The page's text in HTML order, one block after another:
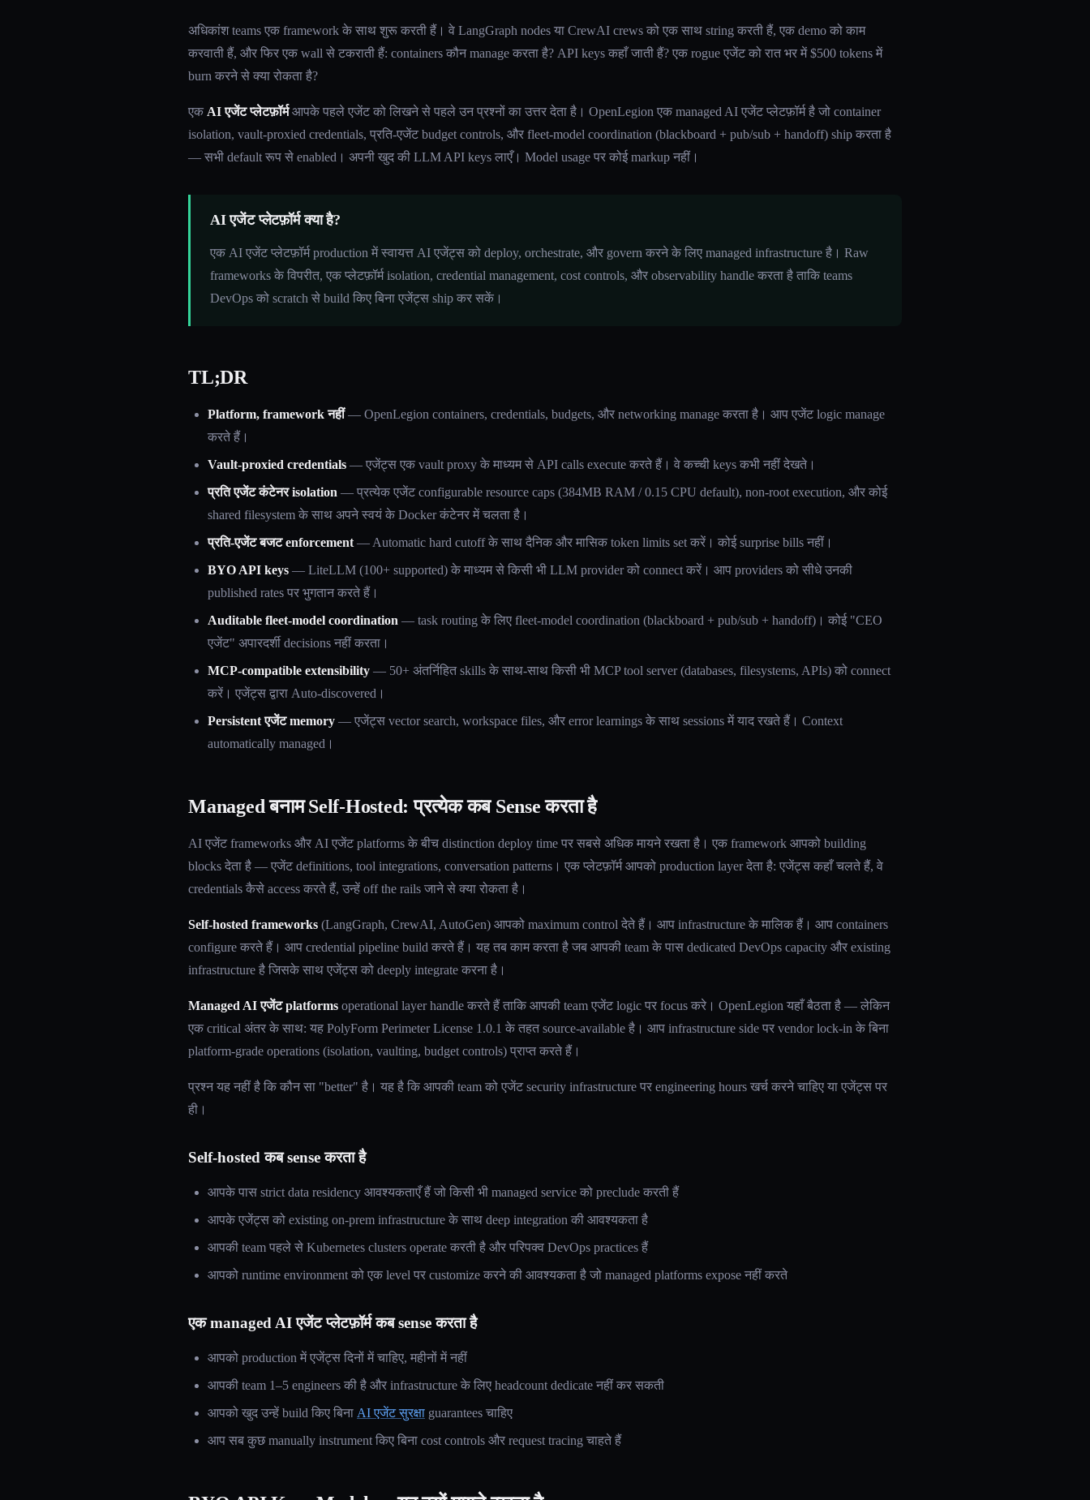
अधिकांश teams एक framework के साथ शुरू करती हैं। वे LangGraph nodes या CrewAI crews को एक साथ string करती हैं, एक demo को काम
करवाती हैं, और फिर एक wall से टकराती हैं: containers कौन manage करता है? API keys कहाँ जाती हैं? एक rogue एजेंट को रात भर में $500 tokens में
burn करने से क्या रोकता है?
एक AI एजेंट प्लेटफ़ॉर्मआपके पहले एजेंट को लिखने से पहले उन प्रश्नों का उत्तर देता है। OpenLegion एक managed AI एजेंट प्लेटफ़ॉर्म है जो container
isolation, vault-proxied credentials, प्रति-एजेंट budget controls, और fleet-model coordination (blackboard + pub/sub + handoff) ship करता है
— सभी default रूप से enabled। अपनी खुद की LLM API keys लाएँ। Model usage पर कोई markup नहीं।
AI एजेंट प्लेटफ़ॉर्म क्या है?
एक AI एजेंट प्लेटफ़ॉर्म production में स्वायत्त AI एजेंट्स को deploy, orchestrate, और govern करने के लिए managed infrastructure है। Raw
frameworks के विपरीत, एक प्लेटफ़ॉर्म isolation, credential management, cost controls, और observability handle करता है ताकि teams
DevOps को scratch से build किए बिना एजेंट्स ship कर सकें।
TL;DR
Platform, framework नहीं— OpenLegion containers, credentials, budgets, और networking manage करता है। आप एजेंट logic manage
करते हैं।
Vault-proxied credentials — एजेंट्स एक vault proxy के माध्यम से API calls execute करते हैं। वे कच्ची keys कभी नहीं देखते।
प्रति एजेंट कंटेनर isolation — प्रत्येक एजेंट configurable resource caps (384MB RAM / 0.15 CPU default), non-root execution, और कोई
shared filesystem के साथ अपने स्वयं के Docker कंटेनर में चलता है।
प्रति-एजेंट बजट enforcement — Automatic hard cutoff के साथ दैनिक और मासिक token limits set करें। कोई surprise bills नहीं।
BYO API keys — LiteLLM (100+ supported) के माध्यम से किसी भी LLM provider को connect करें। आप providers को सीधे उनकी
published rates पर भुगतान करते हैं।
Auditable fleet-model coordination — task routing के लिए fleet-model coordination (blackboard + pub/sub + handoff)। कोई "CEO
एजेंट" अपारदर्शी decisions नहीं करता।
MCP-compatible extensibility — 50+ अंतर्निहित skills के साथ-साथ किसी भी MCP tool server (databases, filesystems, APIs) को connect
करें। एजेंट्स द्वारा Auto-discovered।
Persistent एजेंट memory — एजेंट्स vector search, workspace files, और error learnings के साथ sessions में याद रखते हैं। Context
automatically managed।
Managed बनाम Self-Hosted: प्रत्येक कब Sense करता है
AI एजेंट frameworks और AI एजेंट platforms के बीच distinction deploy time पर सबसे अधिक मायने रखता है। एक framework आपको building
blocks देता है — एजेंट definitions, tool integrations, conversation patterns। एक प्लेटफ़ॉर्म आपको production layer देता है: एजेंट्स कहाँ चलते हैं, वे
credentials कैसे access करते हैं, उन्हें off the rails जाने से क्या रोकता है।
Self-hosted frameworks (LangGraph, CrewAI, AutoGen) आपको maximum control देते हैं। आप infrastructure के मालिक हैं। आप containers
configure करते हैं। आप credential pipeline build करते हैं। यह तब काम करता है जब आपकी team के पास dedicated DevOps capacity और existing
infrastructure है जिसके साथ एजेंट्स को deeply integrate करना है।
Managed AI एजेंट platforms operational layer handle करते हैं ताकि आपकी team एजेंट logic पर focus करे। OpenLegion यहाँ बैठता है — लेकिन
एक critical अंतर के साथ: यह PolyForm Perimeter License 1.0.1 के तहत source-available है। आप infrastructure side पर vendor lock-in के बिना
platform-grade operations (isolation, vaulting, budget controls) प्राप्त करते हैं।
प्रश्न यह नहीं है कि कौन सा "better" है। यह है कि आपकी team को एजेंट security infrastructure पर engineering hours खर्च करने चाहिए या एजेंट्स पर
ही।
Self-hosted कब sense करता है
आपके पास strict data residency आवश्यकताएँ हैं जो किसी भी managed service को preclude करती हैं
आपके एजेंट्स को existing on-prem infrastructure के साथ deep integration की आवश्यकता है
आपकी team पहले से Kubernetes clusters operate करती है और परिपक्व DevOps practices हैं
आपको runtime environment को एक level पर customize करने की आवश्यकता है जो managed platforms expose नहीं करते
एक managed AI एजेंट प्लेटफ़ॉर्म कब sense करता है
आपको production में एजेंट्स दिनों में चाहिए, महीनों में नहीं
आपकी team 1–5 engineers की है और infrastructure के लिए headcount dedicate नहीं कर सकती
आपको खुद उन्हें build किए बिना AI एजेंट सुरक्षा guarantees चाहिए
आप सब कुछ manually instrument किए बिना cost controls और request tracing चाहते हैं